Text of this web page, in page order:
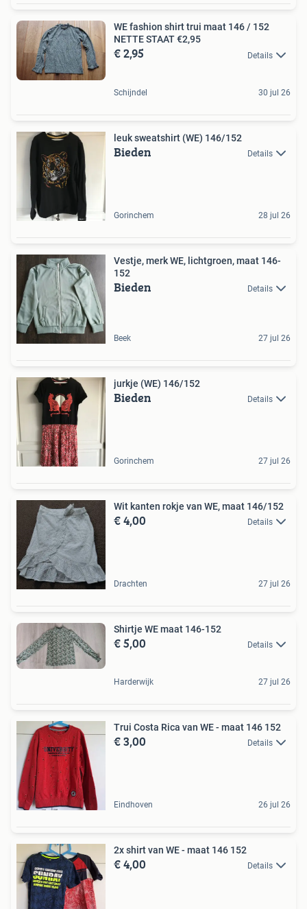
WE fashion shirt trui maat 146 / 152
NETTE STAAT €2,95
€ 2,95 Details
Schijndel 30 jul 26
leuk sweatshirt (WE) 146/152
Bieden Details
Gorinchem 28 jul 26
Vestje, merk WE, lichtgroen, maat 146-
152
Bieden Details
Beek 27 jul 26
jurkje (WE) 146/152
Bieden Details
Gorinchem 27 jul 26
Wit kanten rokje van WE, maat 146/152
€ 4,00 Details
Drachten 27 jul 26
Shirtje WE maat 146-152
€ 5,00 Details
Harderwijk 27 jul 26
Trui Costa Rica van WE - maat 146 152
€ 3,00 Details
Eindhoven 26 jul 26
2x shirt van WE - maat 146 152
€ 4,00 Details